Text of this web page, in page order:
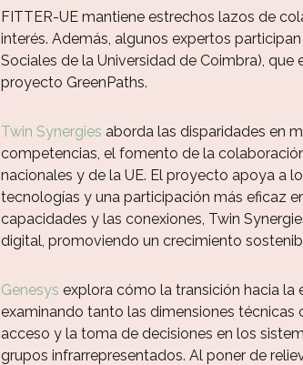
FITTER-UE mantiene estrechos lazos de
interés. Además, algunos expertos
Sociales de la Universidad de Coimbra),
proyecto GreenPaths.
Twin Synergies aborda las disparidades en
competencias, el fomento de la
nacionales y de la UE. El proyecto apoya a
tecnologías y una participación más eficaz
capacidades y las conexiones, Twin
digital, promoviendo un crecimiento
Genesys explora cómo la transición hacia la
examinando tanto las dimensiones
acceso y la toma de decisiones en los
grupos infrarrepresentados. Al poner de